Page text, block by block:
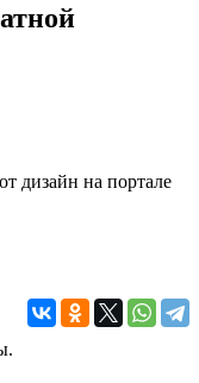
дизайн на портале